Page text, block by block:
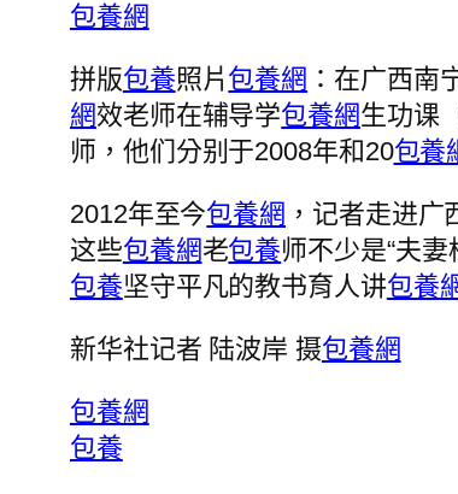
包養網
拼版包養照片 包養網 ：在广西南
網效老师在辅导学包養網生功课
师，他们分别于2008年和20包養
2012年至今包養網 ，记者走进广
这些包養網老包養师不少是“夫妻
包養坚守平凡的教书育人讲包養
新华社记者 陆波岸 摄包養網
包養網
包養